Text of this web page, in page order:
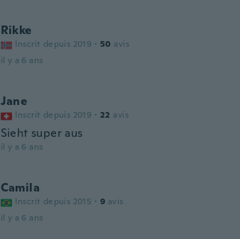
Rikke
Inscrit depuis 2019 · 50 avis
il y a 6 ans
Jane
Inscrit depuis 2019 · 22 avis
Sieht super aus
il y a 6 ans
Camila
Inscrit depuis 2015 · 9 avis
il y a 6 ans